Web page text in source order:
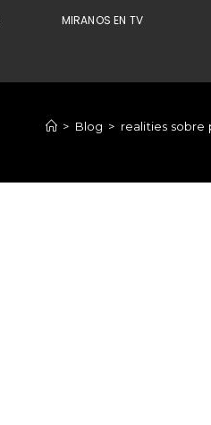
MIRANOS EN TV
> Blog > realities sobre